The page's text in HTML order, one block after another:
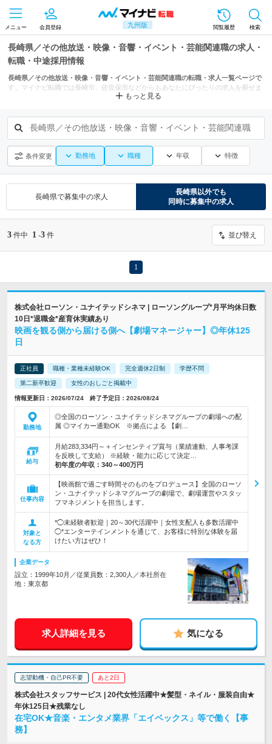
九州版
メニュー 会員登録 閲覧履歴 検索
長崎県／その他放送・映像・音響・イベント・芸能関連職の求人・
転職・中途採用情報
長崎県／その他放送・映像・音響・イベント・芸能関連職の転職・求人一覧ページで
す。マイナビ転職では長崎市、佐世保市などからもあなたにぴったりの求人を探せま
もっと見る
長崎県／その他放送・映像・音響・イベント・芸能関連職
条件変更 勤務地 職種 年収 特徴
長崎県で募集中の求人
長崎県以外でも
同時に募集中の求人
3 件中 1 -3 件 並び替え
1
株式会社ローソン・ユナイテッドシネマ | ローソングループ*月平均休日数
10日*退職金*産育休実績あり
映画を観る側から届ける側へ【劇場マネージャー】◎年休125
日
正社員 職種・業種未経験OK 完全週休2日制 学歴不問
第二新卒歓迎 女性のおしごと掲載中
情報更新日：2026/07/24 終了予定日：2026/08/24
勤務地
◎全国のローソン・ユナイテッドシネマグループの劇場への配
属 ◎マイカー通勤OK ※拠点による 【劇…
給与
月給283,334円～＋インセンティブ賞与（業績連動、人事考課
を反映して支給） ※経験・能力に応じて決定…
初年度の年収： 340～400万円
仕事内容
【映画館で過ごす時間そのものをプロデュース】全国のローソ
ン・ユナイテッドシネマグループの劇場で、劇場運営やスタッ
フマネジメントを担当します。
対象と
なる方
*◯未経験者歓迎｜20～30代活躍中｜女性支配人も多数活躍中
◯*エンターテインメントを通じて、お客様に特別な体験を届
けたい方はぜひ！
企業データ
設立：1999年10月／従業員数：2,300人／本社所在
地：東京都
求人詳細を見る 気になる
志望動機・自己PR不要 あと2日
株式会社スタッフサービス | 20代女性活躍中★髪型・ネイル・服装自由★
年休125日★残業なし
在宅OK★音楽・エンタメ業界「エイベックス」等で働く【事
務】